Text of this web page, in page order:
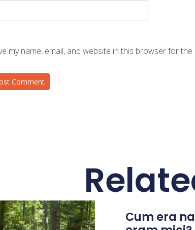
my name, email, and website in this browser for
Cum era